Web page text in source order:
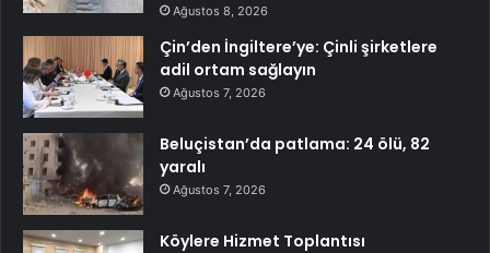
Ağustos 8, 2026
Çin’den İngiltere’ye: Çinli şirketlere
adil ortam sağlayın
Ağustos 7, 2026
Beluçistan’da patlama: 24 ölü, 82
yaralı
Ağustos 7, 2026
Köylere Hizmet Toplantısı